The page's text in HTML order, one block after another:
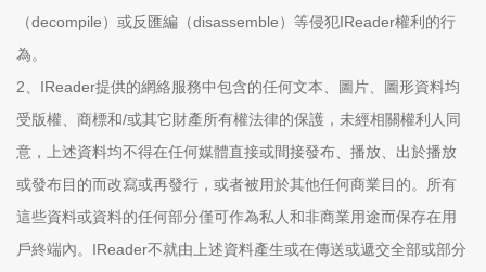
（decompile）或反匯編（disassemble）等侵犯IReader權利的行
為。
2、IReader提供的網絡服務中包含的任何文本、圖片、圖形資料均
受版權、商標和/或其它財產所有權法律的保護，未經相關權利人同
意，上述資料均不得在任何媒體直接或間接發布、播放、出於播放
或發布目的而改寫或再發行，或者被用於其他任何商業目的。所有
這些資料或資料的任何部分僅可作為私人和非商業用途而保存在用
戶終端內。IReader不就由上述資料產生或在傳送或遞交全部或部分